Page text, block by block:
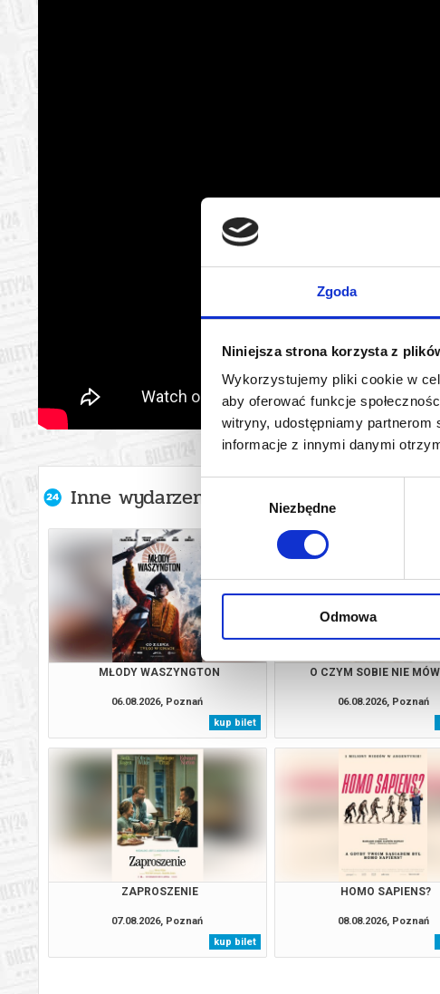
Zgoda
Niniejsza strona korzysta z
Wykorzystujemy pliki cookie w
aby oferować funkcje
witryny, udostępniamy partnerom
informacje z innymi danymi
Niezbędne
Odmowa
Inne wydarzenia organizatora
MŁODY WASZYNGTON
06.08.2026, Poznań
kup bilet
O CZYM SOBIE NIE
06.08.2026, Poznań
ZAPROSZENIE
07.08.2026, Poznań
kup bilet
HOMO SAPIENS?
08.08.2026, Poznań